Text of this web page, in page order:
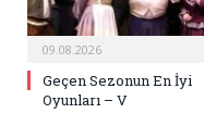
09.08.2026
Geçen Sezonun En İyi
Oyunları – V